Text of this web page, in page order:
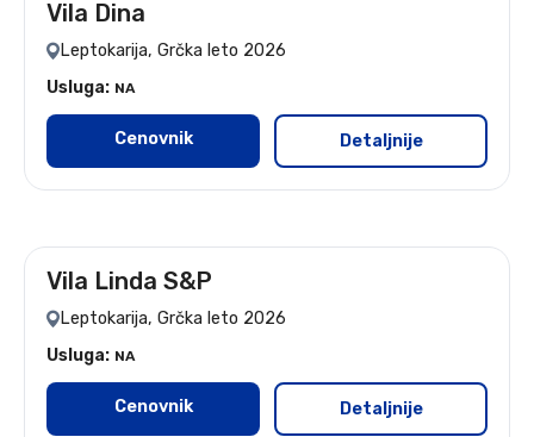
Vila Dina
Leptokarija, Grčka leto 2026
Usluga: NA
Cenovnik Detaljnije
Vila Linda S&P
Leptokarija, Grčka leto 2026
Usluga: NA
Cenovnik Detaljnije